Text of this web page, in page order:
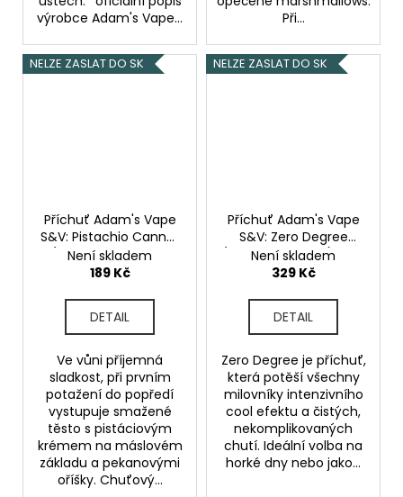
výrobce Adam's Vape...
Při...
NELZE ZASLAT DO SK
Příchuť Adam's Vape
S&V: Pistachio Cannoli
(Trubička cannoli s
pistácií) 10ml
Není skladem
189 Kč
DETAIL
Ve vůni příjemná
sladkost, při prvním
potažení do popředí
vystupuje smažené
těsto s pistáciovým
krémem na máslovém
základu a pekanovými
oříšky. Chuťový...
NELZE ZASLAT DO SK
Příchuť Adam's Vape
S&V: Zero Degree
(Mentol s mátou) 10ml
Není skladem
329 Kč
DETAIL
Zero Degree je příchuť,
která potěší všechny
milovníky intenzivního
cool efektu a čistých,
nekomplikovaných
chutí. Ideální volba na
horké dny nebo jako...